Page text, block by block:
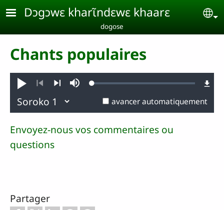
Aller au contenu principal
Dɔgɔwɛ kharɩ̃ndɛwɛ khaarɛ
dogose
Chants populaires
Jouer
Précédent
SourdineLoaded:
avancer automatiquement
Envoyez-nous vos commentaires ou
questions
Partager